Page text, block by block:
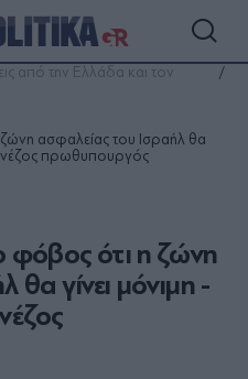
από την Ελλάδα και τον
ασφαλείας του Ισραήλ θα
πρωθυπουργός
φόβος ότι η ζώνη
θα γίνει μόνιμη -